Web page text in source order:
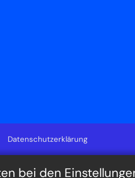
bei den
Datenschutzerklärung